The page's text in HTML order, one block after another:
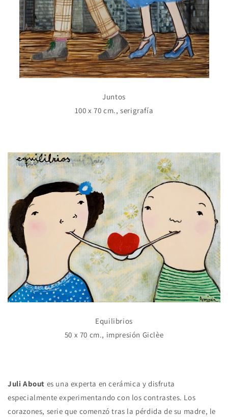
Juntos
100 x 70 cm., serigrafía
Equilibrios
50 x 70 cm., impresión Giclèe
Juli About es una experta en cerámica y disfruta
especialmente experimentando con los contrastes. Los
corazones, serie que comenzó tras la pérdida de su madre, le